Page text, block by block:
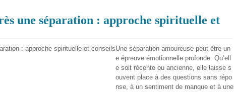
une séparation : approche spirituelle et
Une séparation amoureuse peut être un
e épreuve émotionnelle profonde. Qu’ell
e soit récente ou ancienne, elle laisse s
ouvent place à des questions sans répo
nse, à un sentiment de manque et à une